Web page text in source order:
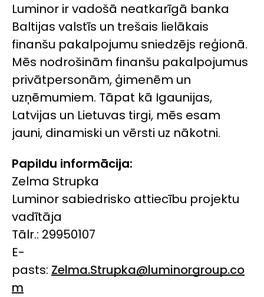
Luminor ir vadošā neatkarīgā banka
Baltijas valstīs un trešais lielākais
finanšu pakalpojumu sniedzējs reģionā.
Mēs nodrošinām finanšu pakalpojumus
privātpersonām, ģimenēm un
uzņēmumiem. Tāpat kā Igaunijas,
Latvijas un Lietuvas tirgi, mēs esam
jauni, dinamiski un vērsti uz nākotni.
Papildu informācija:
Zelma Strupka
Luminor sabiedrisko attiecību projektu
vadītāja
Tālr.: 29950107
E-
pasts: Zelma.Strupka@luminorgroup.co
m